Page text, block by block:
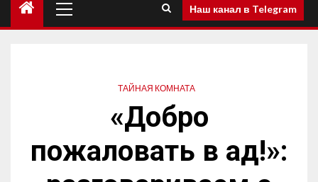
Наш канал в Telegram
ТАЙНАЯ КОМНАТА
«Добро
пожаловать в ад!»: